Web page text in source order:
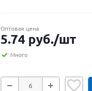
Оптовая цена
5.74 руб./шт
Много